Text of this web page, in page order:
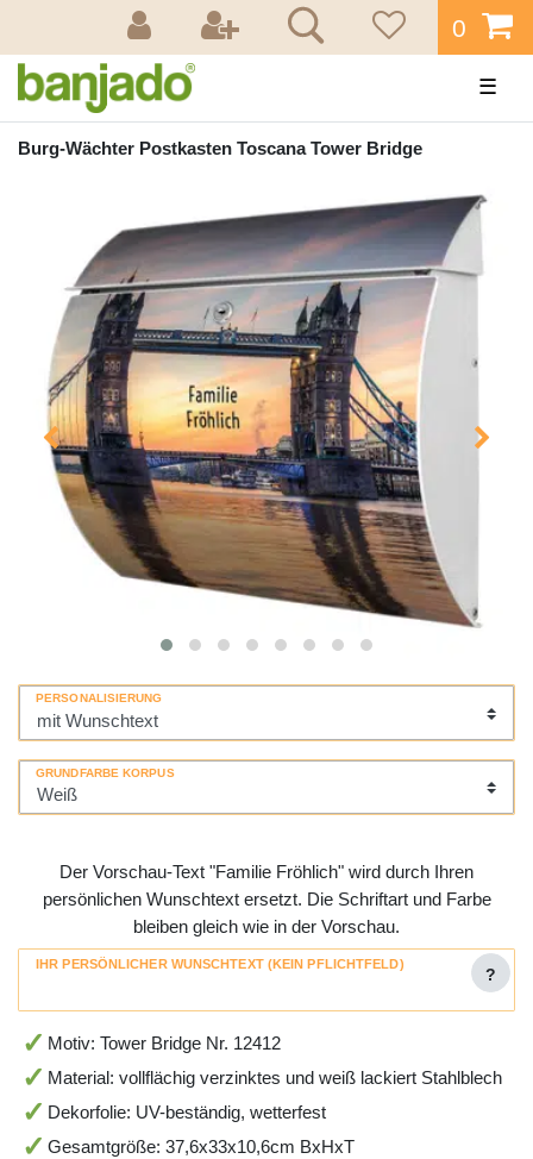
0
☰
Burg-Wächter Postkasten Toscana Tower Bridge
PERSONALISIERUNG
GRUNDFARBE KORPUS
Der Vorschau-Text "Familie Fröhlich" wird durch Ihren
persönlichen Wunschtext ersetzt. Die Schriftart und Farbe
bleiben gleich wie in der Vorschau.
IHR PERSÖNLICHER WUNSCHTEXT (KEIN PFLICHTFELD)
?
Motiv: Tower Bridge Nr. 12412
Material: vollflächig verzinktes und weiß lackiert Stahlblech
Dekorfolie: UV-beständig, wetterfest
Gesamtgröße: 37,6x33x10,6cm BxHxT